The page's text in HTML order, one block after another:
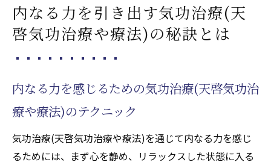
内なる力を引き出す気功治療(天
啓気功治療や療法)の秘訣とは
内なる力を感じるための気功治療(天啓気功治
療や療法)のテクニック
気功治療(天啓気功治療や療法)を通じて内なる力を感じ
るためには、まず心を静め、リラックスした状態に入る